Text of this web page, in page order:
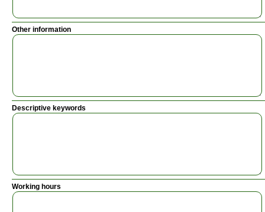
Other information
Descriptive keywords
Working hours